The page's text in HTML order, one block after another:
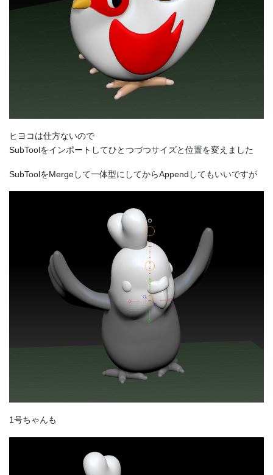
ヒヨコは仕方ないので
SubToolをインポートしてひとつづつサイズと位置を変えました
SubToolをMergeして一体型にしてからAppendしてもいいですが
1号ちゃんも